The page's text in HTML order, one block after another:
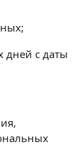
дней с даты